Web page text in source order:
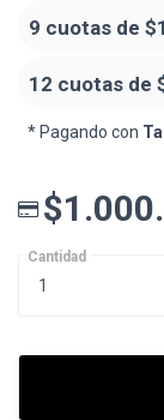
9 cuotas de
12 cuotas de
* Pagando con
Cantidad